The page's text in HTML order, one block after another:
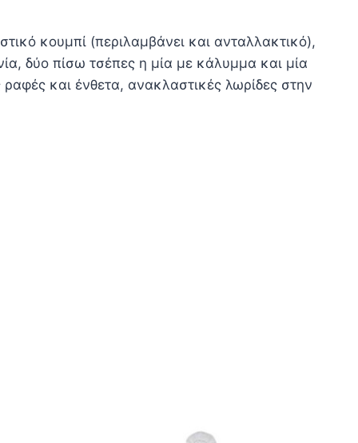
κουμπί (περιλαμβάνει και ανταλλακτικό),
δύο πίσω τσέπες η μία με κάλυμμα και μία
και ένθετα, ανακλαστικές λωρίδες στην